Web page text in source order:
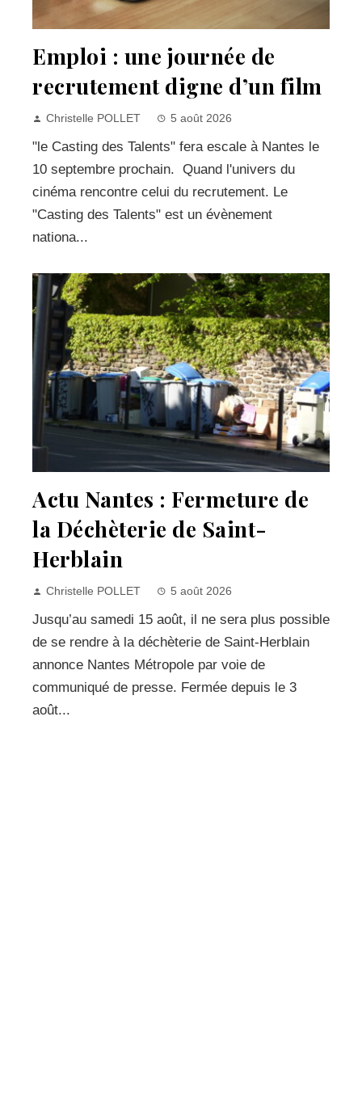
Emploi : une journée de
recrutement digne d’un film
Christelle POLLET 5 août 2026
"le Casting des Talents" fera escale à Nantes le
10 septembre prochain. Quand l'univers du
cinéma rencontre celui du recrutement. Le
"Casting des Talents" est un évènement
nationa...
Actu Nantes : Fermeture de
la Déchèterie de Saint-
Herblain
Christelle POLLET 5 août 2026
Jusqu’au samedi 15 août, il ne sera plus possible
de se rendre à la déchèterie de Saint-Herblain
annonce Nantes Métropole par voie de
communiqué de presse. Fermée depuis le 3
août...